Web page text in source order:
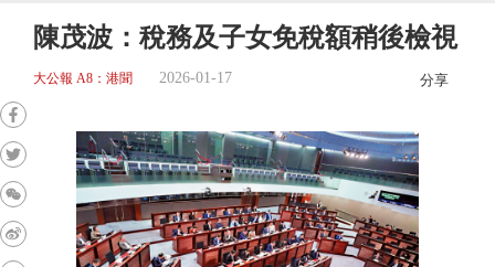
陳茂波：稅務及子女免稅額稍後檢視
大公報 A8：港聞 2026-01-17 分享